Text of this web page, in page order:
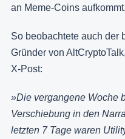
an Meme-Coins
So beobachtete auch der
Gründer von
X-Post:
»Die vergangene Woche
Verschiebung in den
letzten 7 Tage waren